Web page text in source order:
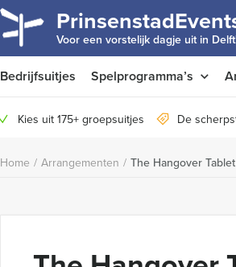
Voor een vorstelijk dagje uit in
Bedrijfsuitjes Spelprogramma’s
Kies uit 175+ groepsuitjes De
Home / Arrangementen / The Hangover